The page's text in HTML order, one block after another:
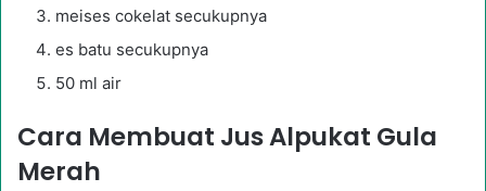
meises cokelat secukupnya
es batu secukupnya
50 ml air
Cara Membuat Jus Alpukat Gula
Merah